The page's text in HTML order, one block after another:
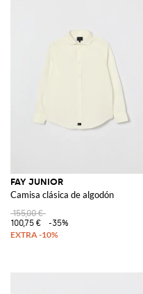
FAY JUNIOR
Camisa clásica de algodón
155,00 €
100,75 €
-35%